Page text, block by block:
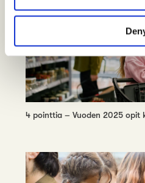
4 pointtia – Vuoden 2025